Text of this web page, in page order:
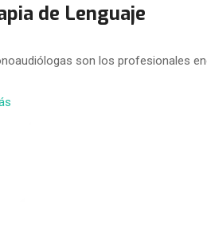
de Lenguaje
son los profesionales